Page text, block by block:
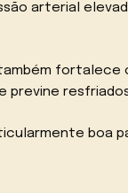
arterial
fortalece
previne
boa